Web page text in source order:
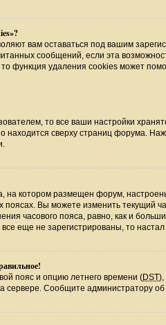
вам оставаться под вашим
сообщений, если эта
функция удаления cookies может
то все ваши настройки
находится сверху страниц форума.
на котором размещен форум,
Вы можете изменить текущий
часового пояса, равно, как и
еще не зарегистрированы, то
пояс и опцию летнего времени (DST),
сервере. Сообщите администратору